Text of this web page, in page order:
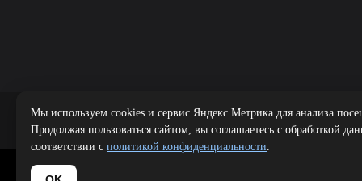
Мы используем cookies и сервис Яндекс.Метрика для анализа
Продолжая пользоваться сайтом, вы соглашаетесь с обработкой
соответствии с политикой конфиденциальности.
Публичная оферта|Политика